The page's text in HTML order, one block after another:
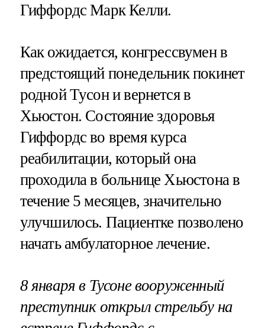
Гиффордс Марк Келли.
Как ожидается, конгрессвумен в
предстоящий понедельник покинет
родной Тусон и вернется в
Хьюстон. Состояние здоровья
Гиффордс во время курса
реабилитации, который она
проходила в больнице Хьюстона в
течение 5 месяцев, значительно
улучшилось. Пациентке позволено
начать амбулаторное лечение.
8 января в Тусоне вооруженный
преступник открыл стрельбу на